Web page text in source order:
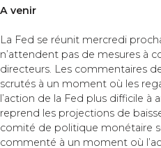
A venir
La Fed se réunit mercredi
n’attendent pas de mesures à
directeurs. Les commentaires
scrutés à un moment où les
l’action de la Fed plus difficile à
reprend les projections de
comité de politique monétaire
commenté à un moment où